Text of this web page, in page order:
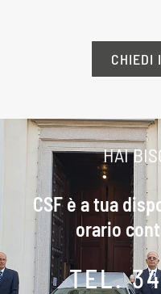
CHIEDI
HAI
CSF è a tua
orario
TEL.